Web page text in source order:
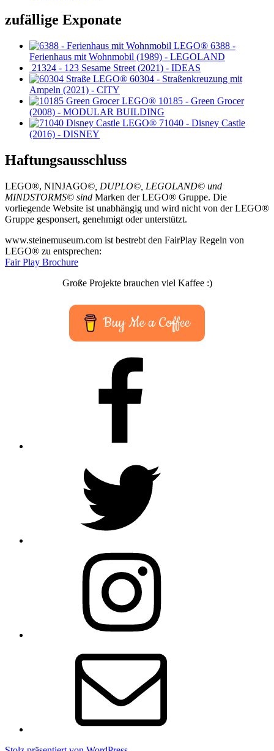
zufällige Exponate
6388 -
Ferienhaus mit Wohnmobil (1989) - LEGOLAND
21324 - 123 Sesame Street (2021) - IDEAS
60304 - Straßenkreuzung mit
Ampeln (2021) - CITY
10185 - Green Grocer
(2008) - MODULAR BUILDING
71040 - Disney Castle
(2016) - DISNEY
Haftungsausschluss
LEGO®, NINJAGO©, DUPLO©, LEGOLAND© und
MINDSTORMS© sind Marken der LEGO® Gruppe. Die
vorliegende Website ist unabhängig und wird nicht von der LEGO®
Gruppe gesponsert, genehmigt oder unterstützt.
www.steinemuseum.com ist bestrebt den FairPlay Regeln von
LEGO® zu entsprechen:
Fair Play Brochure
Große Projekte brauchen viel Kaffee :)
Buy Me a Coffee